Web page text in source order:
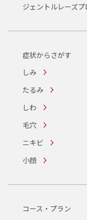
ジェントルレーズプ
症状からさがす
しみ
たるみ
しわ
毛穴
ニキビ
小顔
コース・プラン